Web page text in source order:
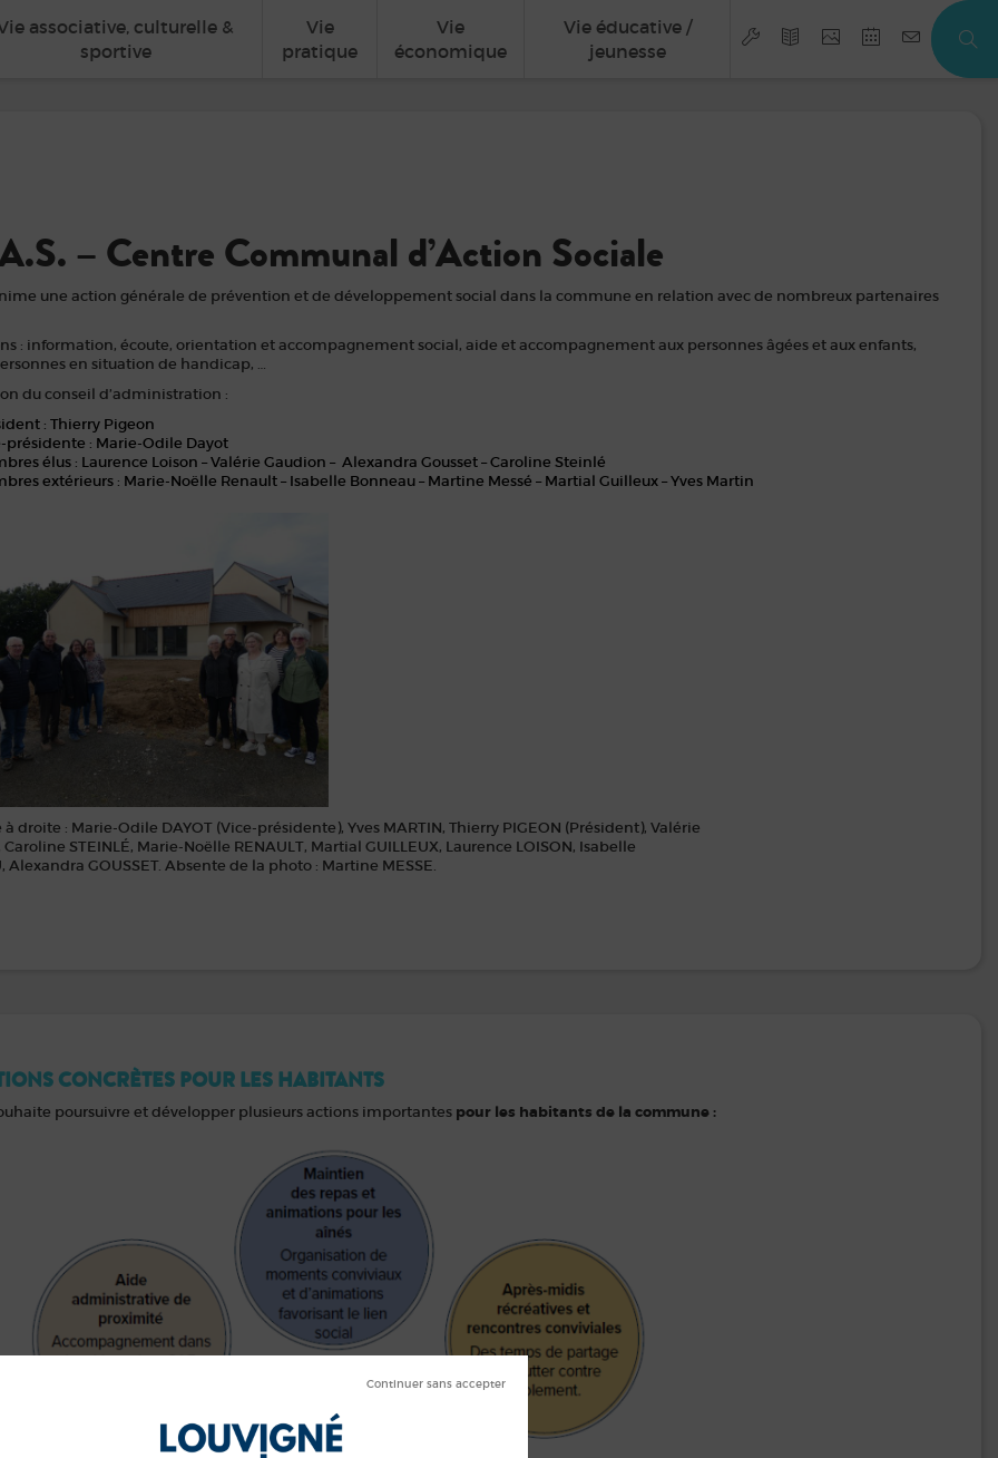
associative, culturelle &
sportive
Vie
pratique
Vie
économique
Vie éducative /
jeunesse
– Centre Communal d’Action Sociale
une action générale de prévention et de développement social dans la commune en relation avec de nombreux partenaires
: information, écoute, orientation et accompagnement social, aide et accompagnement aux personnes âgées et aux enfants,
en situation de handicap, …
du conseil d’administration :
: Thierry Pigeon
présidente : Marie-Odile Dayot
élus : Laurence Loison – Valérie Gaudion – Alexandra Gousset – Caroline Steinlé
extérieurs : Marie-Noëlle Renault – Isabelle Bonneau – Martine Messé – Martial Guilleux – Yves Martin
à droite : Marie-Odile DAYOT (Vice-présidente), Yves MARTIN, Thierry PIGEON (Président), Valérie
Caroline STEINLÉ, Marie-Noëlle RENAULT, Martial GUILLEUX, Laurence LOISON, Isabelle
Alexandra GOUSSET. Absente de la photo : Martine MESSE.
CONCRÈTES POUR LES HABITANTS
poursuivre et développer plusieurs actions importantes pour les habitants de la commune :